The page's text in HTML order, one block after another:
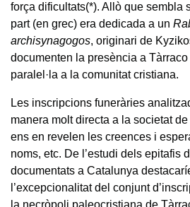
força dificultats(*). Allò que sembla
part (en grec) era dedicada a un
archisynagogos, originari de
documenten la presència a Tàrraco
paralel·la a la comunitat cristiana.
Les inscripcions funeràries
manera molt directa a la societat
ens en revelen les creences i
noms, etc. De l’estudi dels epitafis
documentats a Catalunya
l’excepcionalitat del conjunt